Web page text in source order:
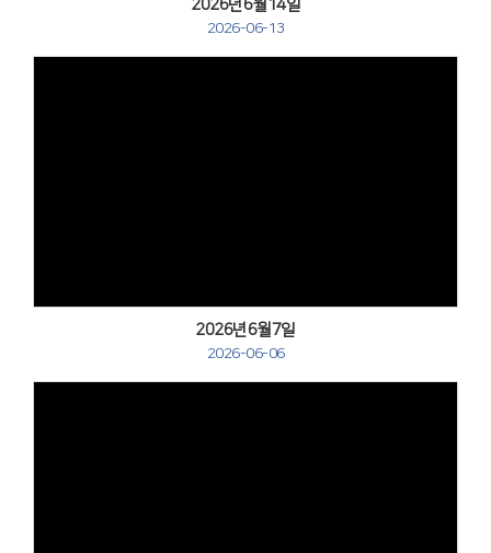
2026년6월14일
2026-06-13
2026년6월7일
2026-06-06